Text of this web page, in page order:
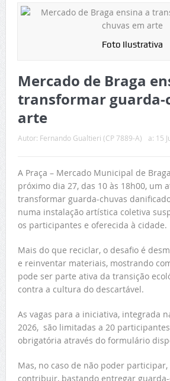
Foto Ilustrativa
Mercado de Braga
transformar guarda-
arte
Autor: Fernando Gualtieri (CP 7889-A) a: 15
A Praça – Mercado Municipal de
próximo dia 27, das 10 às 18h00, um
transformar guarda-chuvas
numa instalação artística coletiva
os participantes e oferecida à cidade.
Mais do que reciclar, o desafio é
e reinventar materiais, mostrando
pode ser parte ativa da transição
contra a cultura do descartável.
As vagas para a iniciativa, integrada
2026, são limitadas a 20
obrigatória através do formulário
Mas, no caso de não poder
contribuir, bastando entregar